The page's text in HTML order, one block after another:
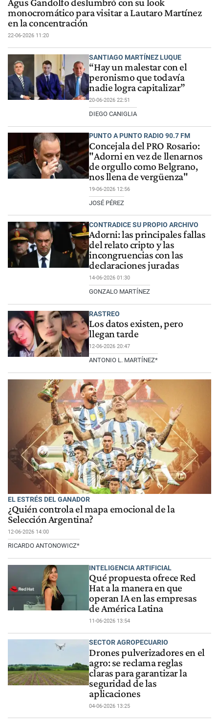
Agus Gandolfo deslumbró con su look
monocromático para visitar a Lautaro Martínez
en la concentración
22-06-2026 11:20
SANTIAGO MARTÍNEZ LUQUE
“Hay un malestar con el
peronismo que todavía
nadie logra capitalizar”
20-06-2026 22:51
DIEGO CANIGLIA
PUNTO A PUNTO RADIO 90.7 FM
Concejala del PRO Rosario:
"Adorni en vez de llenarnos
de orgullo como Belgrano,
nos llena de vergüenza"
19-06-2026 12:56
JOSÉ PÉREZ
CONTRADICE SU PROPIO ARCHIVO
Adorni: las principales fallas
del relato cripto y las
incongruencias con las
declaraciones juradas
14-06-2026 01:30
GONZALO MARTÍNEZ
RASTREO
Los datos existen, pero
llegan tarde
12-06-2026 20:47
ANTONIO L. MARTÍNEZ*
EL ESTRÉS DEL GANADOR
¿Quién controla el mapa emocional de la
Selección Argentina?
12-06-2026 14:00
RICARDO ANTONOWICZ*
INTELIGENCIA ARTIFICIAL
Qué propuesta ofrece Red
Hat a la manera en que
operan IA en las empresas
de América Latina
11-06-2026 13:54
SECTOR AGROPECUARIO
Drones pulverizadores en el
agro: se reclama reglas
claras para garantizar la
seguridad de las
aplicaciones
04-06-2026 13:25